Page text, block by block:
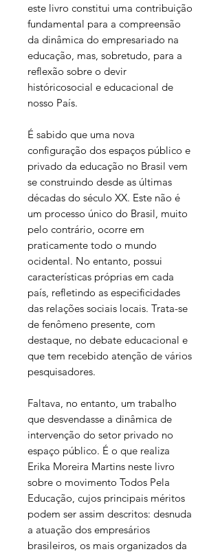
este livro constitui uma contribuição
fundamental para a compreensão
da dinâmica do empresariado na
educação, mas, sobretudo, para a
reflexão sobre o devir
históricosocial e educacional de
nosso País.
É sabido que uma nova
configuração dos espaços público e
privado da educação no Brasil vem
se construindo desde as últimas
décadas do século XX. Este não é
um processo único do Brasil, muito
pelo contrário, ocorre em
praticamente todo o mundo
ocidental. No entanto, possui
características próprias em cada
país, refletindo as especificidades
das relações sociais locais. Trata-se
de fenômeno presente, com
destaque, no debate educacional e
que tem recebido atenção de vários
pesquisadores.
Faltava, no entanto, um trabalho
que desvendasse a dinâmica de
intervenção do setor privado no
espaço público. É o que realiza
Erika Moreira Martins neste livro
sobre o movimento Todos Pela
Educação, cujos principais méritos
podem ser assim descritos: desnuda
a atuação dos empresários
brasileiros, os mais organizados da